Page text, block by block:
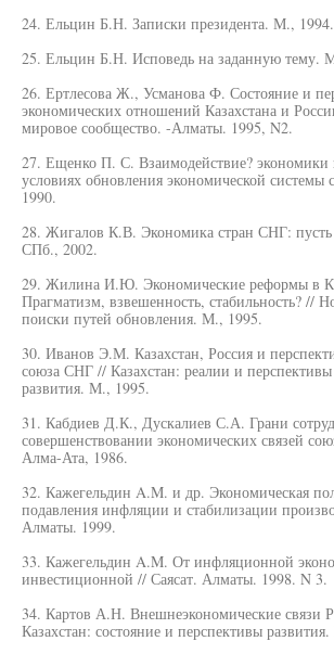
24. Ельцин Б.Н. Записки президента. М., 1994.
25. Ельцин Б.Н. Исповедь на заданную тему.
26. Ертлесова Ж., Усманова Ф. Состояние и
экономических отношений Казахстана и
мировое сообщество. -Алматы. 1995, N2.
27. Ещенко П. С. Взаимодействие? экономики
условиях обновления экономической
1990.
28. Жигалов К.В. Экономика стран СНГ: пусть
СПб., 2002.
29. Жилина И.Ю. Экономические реформы в
Прагматизм, взвешенность, стабильность? //
поиски путей обновления. М., 1995.
30. Иванов Э.М. Казахстан, Россия и
союза СНГ // Казахстан: реалии и
развития. М., 1995.
31. Кабдиев Д.К., Дускалиев С.А. Грани
совершенствовании экономических связей
Алма-Ата, 1986.
32. Кажегельдин A.M. и др. Экономическая
подавления инфляции и стабилизации
Алматы. 1999.
33. Кажегельдин A.M. От инфляционной
инвестиционной // Саясат. Алматы. 1998. N 3.
34. Картов А.Н. Внешнеэкономические связи
Казахстан: состояние и перспективы